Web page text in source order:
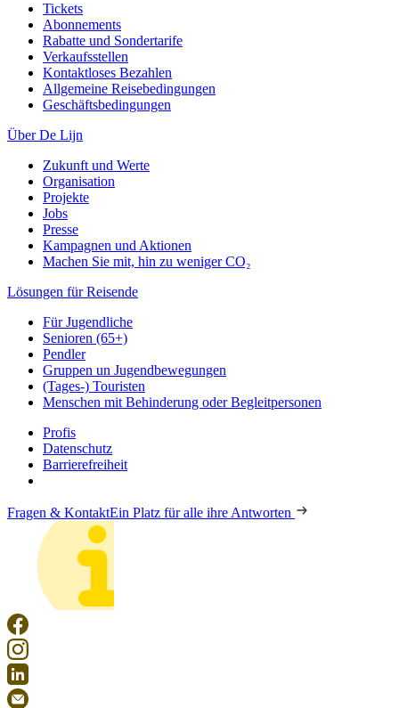
Tickets
Abonnements
Rabatte und Sondertarife
Verkaufsstellen
Kontaktloses Bezahlen
Allgemeine Reisebedingungen
Geschäftsbedingungen
Über De Lijn
Zukunft und Werte
Organisation
Projekte
Jobs
Presse
Kampagnen und Aktionen
Machen Sie mit, hin zu weniger CO₂
Lösungen für Reisende
Für Jugendliche
Senioren (65+)
Pendler
Gruppen un Jugendbewegungen
(Tages-) Touristen
Menschen mit Behinderung oder Begleitpersonen
Profis
Datenschutz
Barrierefreiheit
Fragen & KontaktEin Platz für alle ihre Antworten